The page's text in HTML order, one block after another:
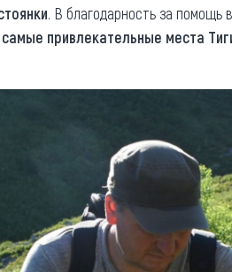
. В благодарность за помощь
самые привлекательные места